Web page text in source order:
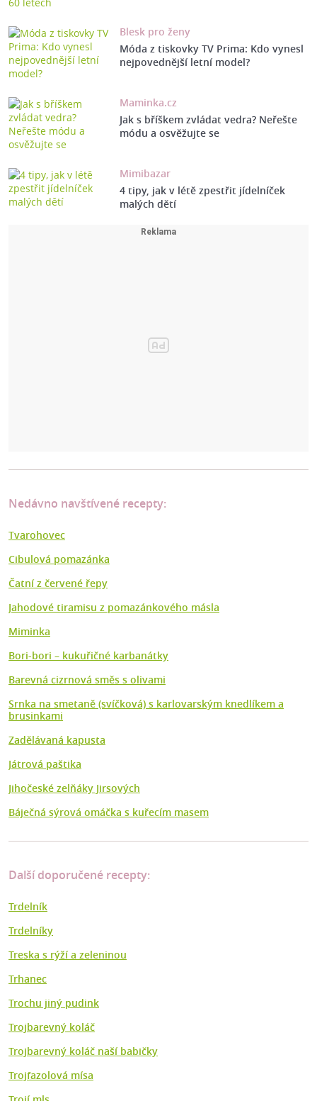
Blesk pro ženy
Móda z tiskovky TV Prima: Kdo vynesl
nejpovednější letní model?
Maminka.cz
Jak s bříškem zvládat vedra? Neřešte
módu a osvěžujte se
Mimibazar
4 tipy, jak v létě zpestřit jídelníček
malých dětí
Nedávno navštívené recepty:
Tvarohovec
Cibulová pomazánka
Čatní z červené řepy
Jahodové tiramisu z pomazánkového másla
Miminka
Bori-bori – kukuřičné karbanátky
Barevná cizrnová směs s olivami
Srnka na smetaně (svíčková) s karlovarským knedlíkem a
brusinkami
Zadělávaná kapusta
Játrová paštika
Jihočeské zelňáky Jirsových
Báječná sýrová omáčka s kuřecím masem
Další doporučené recepty:
Trdelník
Trdelníky
Treska s rýží a zeleninou
Trhanec
Trochu jiný pudink
Trojbarevný koláč
Trojbarevný koláč naší babičky
Trojfazolová mísa